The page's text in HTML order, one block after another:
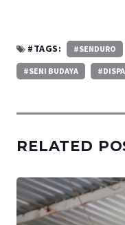
#TAGS: #SENDURO
#SENI BUDAYA
RELATED